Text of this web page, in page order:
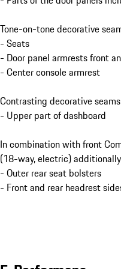
Tone-on-tone decorative
- Seats
- Door panel armrests front
- Center console armrest
Contrasting decorative
- Upper part of dashboard
In combination with front
(18-way, electric)
- Outer rear seat bolsters
- Front and rear headrest